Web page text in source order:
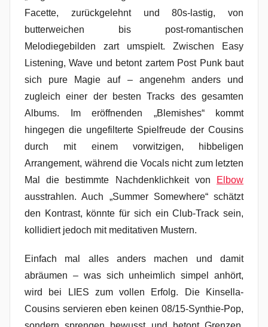
Facette, zurückgelehnt und 80s-lastig, von
butterweichen bis post-romantischen
Melodiegebilden zart umspielt. Zwischen Easy
Listening, Wave und betont zartem Post Punk baut
sich pure Magie auf – angenehm anders und
zugleich einer der besten Tracks des gesamten
Albums. Im eröffnenden „Blemishes“ kommt
hingegen die ungefilterte Spielfreude der Cousins
durch mit einem vorwitzigen, hibbeligen
Arrangement, während die Vocals nicht zum letzten
Mal die bestimmte Nachdenklichkeit von
Elbow
ausstrahlen. Auch „Summer Somewhere“ schätzt
den Kontrast, könnte für sich ein Club-Track sein,
kollidiert jedoch mit meditativen Mustern.
Einfach mal alles anders machen und damit
abräumen – was sich unheimlich simpel anhört,
wird bei LIES zum vollen Erfolg. Die Kinsella-
Cousins servieren eben keinen 08/15-Synthie-Pop,